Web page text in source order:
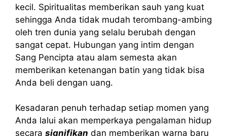
kecil. Spiritualitas memberikan sauh yang kuat
sehingga Anda tidak mudah terombang-ambing
oleh tren dunia yang selalu berubah dengan
sangat cepat. Hubungan yang intim dengan
Sang Pencipta atau alam semesta akan
memberikan ketenangan batin yang tidak bisa
Anda beli dengan uang.
Kesadaran penuh terhadap setiap momen yang
Anda lalui akan memperkaya pengalaman hidup
secara signifikan dan memberikan warna baru